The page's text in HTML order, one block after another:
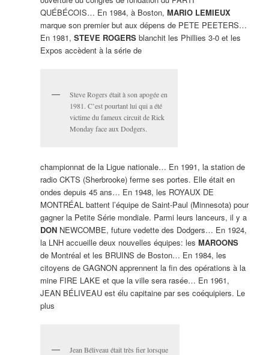
QUÉBÉCOIS… En 1984, à Boston, MARIO LEMIEUX
marque son premier but aux dépens de PETE PEETERS…
En 1981, STEVE ROGERSblanchit les Phillies 3-0 et les
Expos accèdent à la série de
Steve Rogers était à son apogée en
1981. C’est pourtant lui qui a été
victime du fameux circuit de Rick
Monday face aux Dodgers.
championnat de la Ligue nationale… En 1991, la station de
radio CKTS (Sherbrooke) ferme ses portes. Elle était en
ondes depuis 45 ans… En 1948, les ROYAUX DE
MONTRÉAL battent l’équipe de Saint-Paul (Minnesota) pour
gagner la Petite Série mondiale. Parmi leurs lanceurs, il y a
DONNEWCOMBE, future vedette des Dodgers… En 1924,
la LNH accueille deux nouvelles équipes: les MAROONS
de Montréal et les BRUINS de Boston… En 1984, les
citoyens de GAGNON apprennent la fin des opérations à la
mine FIRE LAKE et que la ville sera rasée… En 1961,
JEAN BÉLIVEAU est élu capitaine par ses coéquipiers. Le
plus
Jean Béliveau était très fier lorsque